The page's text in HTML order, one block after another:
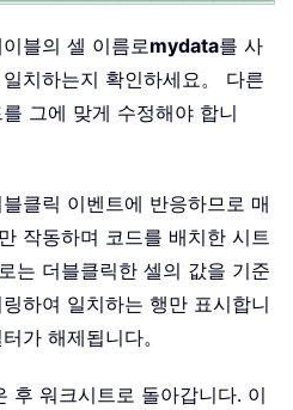
블의 셀 이름로mydata를 사
치하는지 확인하세요。 다른
그에 맞게 수정해야 합니
클릭 이벤트에 반응하므로 매
작동하며 코드를 배치한 시트
는 더블클릭한 셀의 값을 기준
하여 일치하는 행만 표시합니
가 해제됩니다。
후 워크시트로 돌아갑니다. 이